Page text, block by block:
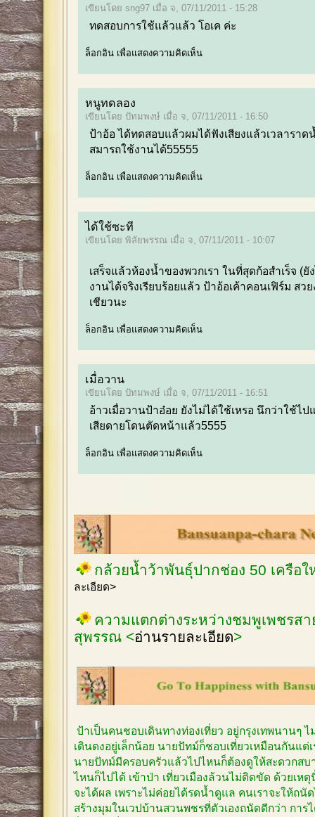
เขียนโดย sng97 เมื่อ จ, 07/11/2011 - 15:28
ทดสอบการใช้แล้วแล้ว โอเค ค่ะ
ล็อกอิน เพื่อแสดงความคิดเห็น
หนูทดลอง
เขียนโดย ปัทมพงษ์ เมื่อ จ, 07/11/2011 - 16:50
ป้าอ้อ ได้ทดสอบแล้วผมได้ฟังเสียงแล้วเวลาราด
สมารถใช้งานได้55555
ล็อกอิน เพื่อแสดงความคิดเห็น
ได้ใช้ซะที
เขียนโดย พิลัยพรรณ เมื่อ จ, 07/11/2011 - 10:07
เสร็จแล้วห้องน้ำของพวกเรา ในที่สุดก้อสำเร็จ (
งานได้จริงเรียบร้อยแล้ว ป้าอ้อเค้าคอนเฟิร์ม สว
เชียวนะ
ล็อกอิน เพื่อแสดงความคิดเห็น
เมื่อวาน
เขียนโดย ปัทมพงษ์ เมื่อ จ, 07/11/2011 - 16:51
อ้าวเมื่อวานป้าอ๋อย ยังไม่ได้ใช้เหรอ นึกว่าใช้ไ
เสียดายโดนตัดหน้าแล้ว5555
ล็อกอิน เพื่อแสดงความคิดเห็น
กล้วยน้ำว้าพันธุ์ปากช่อง 50 เครือ
ละเอียด>
ความแตกต่างระหว่างชมพูเพชรส
สุพรรณ <อ่านรายละเอียด>
ป้าเป็นคนชอบเดินทางท่องเที่ยว อยู่กรุงเทพนานๆ
เดินดงอยู่เล็กน้อย นายปัทม์ก็ชอบเที่ยวเหมือนกันแต่
นายปัทม์มีครอบครัวแล้วไปไหนก็ต้องดูให้สะดวกส
ไหนก็ไปได้ เข้าป่า เที่ยวเมืองล้วนไม่ติดขัด ด้วยเห
จะได้ผล เพราะไม่ค่อยได้รดน้ำดูแล คนเราจะให้ถนั
สร้างมุมในเวปบ้านสวนพชรที่ตัวเองถนัดดีกว่า การ